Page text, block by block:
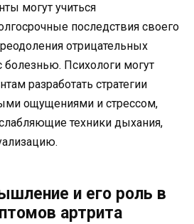
могут учиться
последствия своего
отрицательных
болезнью. Психологи могут
разработать стратегии
ощущениями и стрессом,
техники дыхания,
и его роль в
артрита